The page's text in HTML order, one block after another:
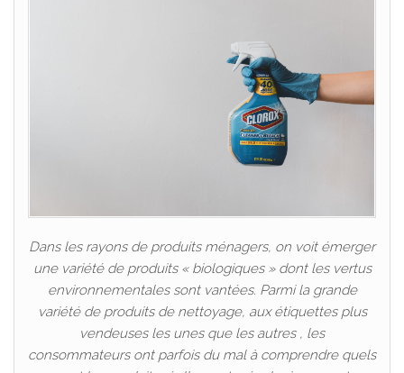
Dans les rayons de produits ménagers, on voit émerger
une variété de produits « biologiques » dont les vertus
environnementales sont vantées. Parmi la grande
variété de produits de nettoyage, aux étiquettes plus
vendeuses les unes que les autres , les
consommateurs ont parfois du mal à comprendre quels